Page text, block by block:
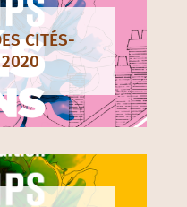
CITÉS-
2020